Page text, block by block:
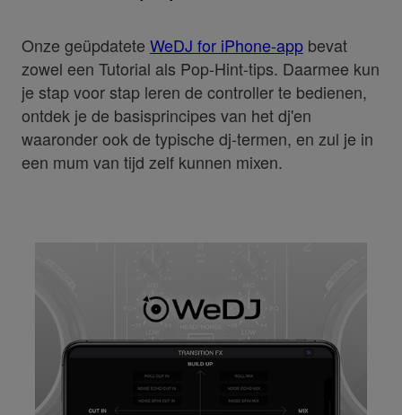
Onze geüpdatete WeDJ for iPhone-appbevat
zowel een Tutorial als Pop-Hint-tips. Daarmee kun
je stap voor stap leren de controller te bedienen,
ontdek je de basisprincipes van het dj'en
waaronder ook de typische dj-termen, en zul je in
een mum van tijd zelf kunnen mixen.